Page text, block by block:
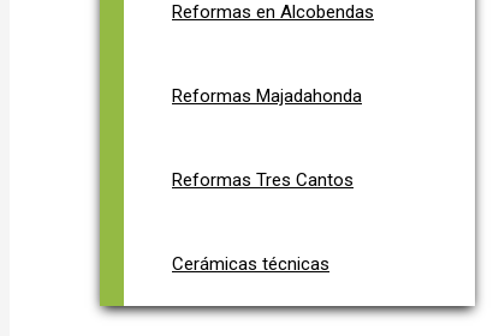
Reformas en Alcobendas
Reformas Majadahonda
Reformas Tres Cantos
Cerámicas técnicas